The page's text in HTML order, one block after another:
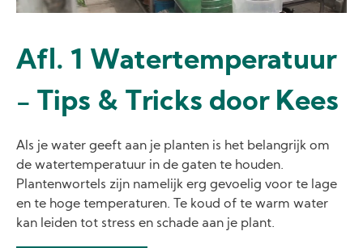
Afl. 1 Watertemperatuur
- Tips & Tricks door Kees
Als je water geeft aan je planten is het belangrijk om
de watertemperatuur in de gaten te houden.
Plantenwortels zijn namelijk erg gevoelig voor te lage
en te hoge temperaturen. Te koud of te warm water
kan leiden tot stress en schade aan je plant.